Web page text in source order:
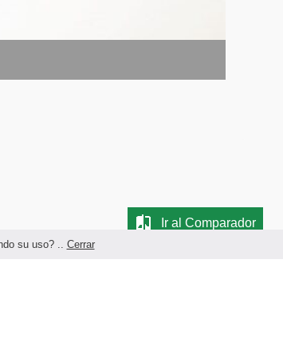
su uso? .. Cerrar
Ir al Comparador